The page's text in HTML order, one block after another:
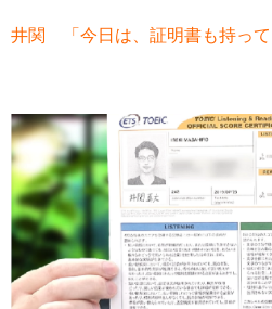
井関 「今日は、証明書も持って